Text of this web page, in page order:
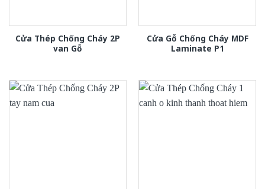
Cửa Thép Chống Cháy 2P
van Gỗ
Cửa Gỗ Chống Cháy MDF
Laminate P1